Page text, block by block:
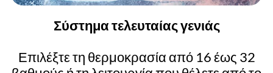
Σύστημα τελευταίας γενιάς
Επιλέξτε τη θερμοκρασία από 16 έως 32